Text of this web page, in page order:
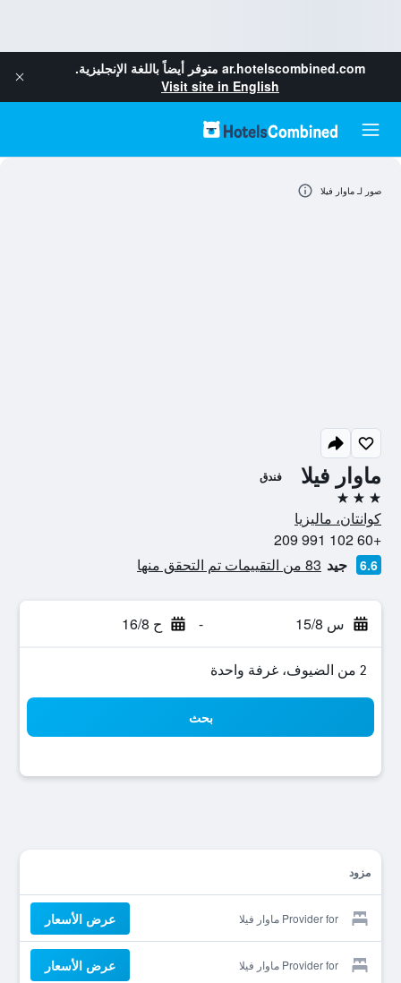
ar.hotelscombined.com متوفر أيضاً باللغة الإنجليزية.
Visit site in English
ماوار فيلا فندق
3 نجوم
كوانتان، ماليزيا
+60 102 991 209
6.6 جيد 83 من التقييمات تم التحقق منها
س 15/8 - ح 16/8
2 من الضيوف، غرفة واحدة
بحث
مزود
Provider for ماوار فيلا عرض الأسعار
Provider for ماوار فيلا عرض الأسعار
صور لـ ماوار فيلا